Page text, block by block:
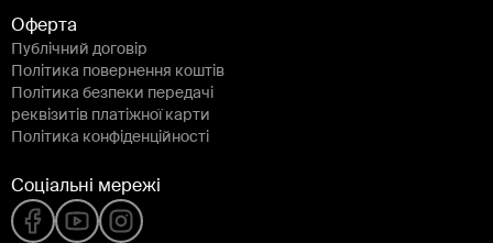
Оферта
Публічний договір
Політика повернення коштів
Політика безпеки передачі
реквізитів платіжної карти
Політика конфіденційності
Соціальні мережі